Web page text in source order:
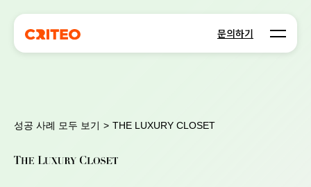
문의하기 Open
성공 사례 모두 보기 > THE LUXURY CLOSET